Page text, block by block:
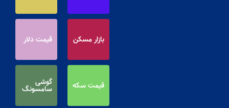
بازار مسکن قیمت دلار
قیمت سکه گوشی
سامسونگ